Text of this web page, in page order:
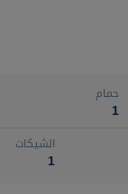
حمام
1
الشيكات
1